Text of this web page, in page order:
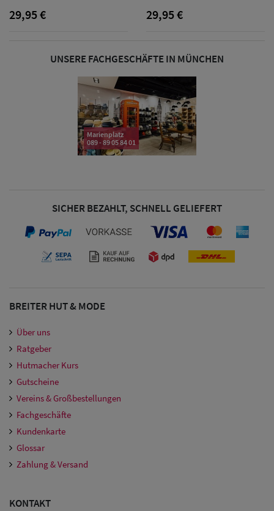
& Visoren
Snapback Caps
Damen Caps
Großgrößen
29,95 € 29,95 €
UNSERE FACHGESCHÄFTE IN MÜNCHEN
Marienplatz
089 - 89 05 84 01
SICHER BEZAHLT, SCHNELL GELIEFERT
BREITER HUT & MODE
Über uns
Ratgeber
Hutmacher Kurs
Gutscheine
Vereins & Großbestellungen
Fachgeschäfte
Kundenkarte
Glossar
Zahlung & Versand
KONTAKT